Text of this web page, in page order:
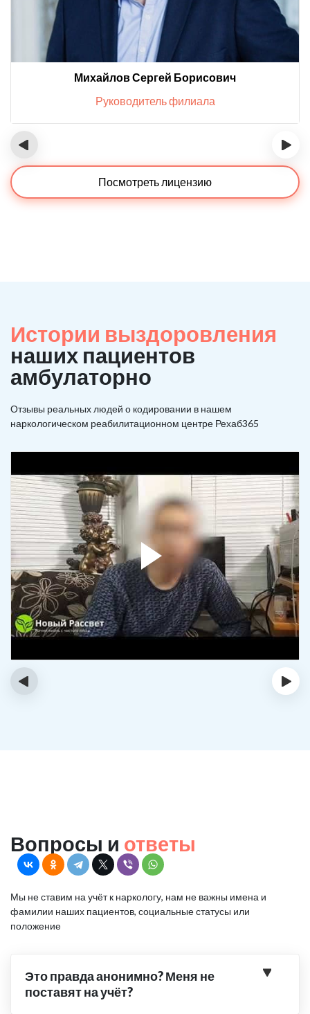
Михайлов Сергей Борисович
Руководитель филиала
‹ ›
Посмотреть лицензию
Истории выздоровления
наших пациентов
амбулаторно
Отзывы реальных людей о кодировании в нашем
наркологическом реабилитационном центре Рехаб365
‹ ›
Вопросы и ответы
Мы не ставим на учёт к наркологу, нам не важны имена и
фамилии наших пациентов, социальные статусы или
положение
Это правда анонимно? Меня не
поставят на учёт?